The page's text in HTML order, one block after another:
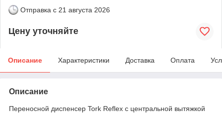
Отправка с 21 августа 2026
Цену уточняйте
Описание Характеристики Доставка Оплата
Описание
Переносной диспенсер Tork Reflex с центральной вытяжкой